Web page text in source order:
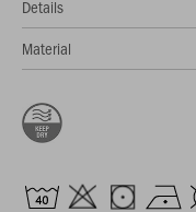
Details
Material